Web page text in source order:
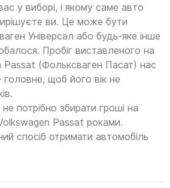
у виборі, і якому саме авто
ви. Це може бути
Універсал або будь-яке інше
Пробіг виставленого на
(Фольксваген Пасат) нас
головне, щоб його вік не
потрібно збирати гроші на
Passat роками.
спосіб отримати автомобіль